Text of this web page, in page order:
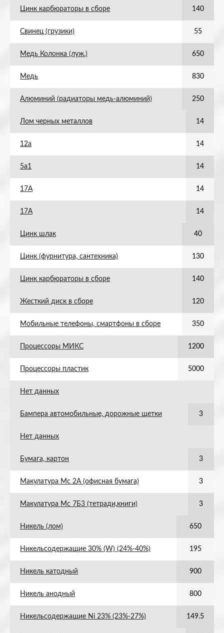
Цинк карбюраторы в сборе 140
Свинец (грузики) 55
Медь Колонка (луж.) 650
Медь 830
Алюминий (радиаторы медь-алюминий) 250
Лом черных металлов 14
12а 14
5а1 14
17А 14
17А 14
Цинк шлак 40
Цинк (фурнитура, сантехника) 130
Цинк карбюраторы в сборе 140
Жесткий диск в сборе 120
Мобильные телефоны, смартфоны в сборе 350
Процессоры МИКС 1200
Процессоры пластик 5000
Нет данных
Бампера автомобильные, дорожные щетки 3
Нет данных
Бумага, картон 3
Макулатура Мс 2А (офисная бумага) 3
Макулатура Мс 7Б3 (тетради,книги) 3
Никель (лом) 650
Никельсодержащие 30% (W) (24%-40%) 195
Никель катодный 900
Никель анодный 800
Никельсодержащие Ni 23% (23%-27%) 149.5